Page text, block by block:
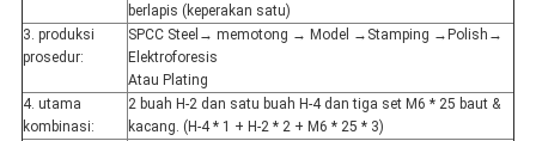
berlapis (keperakan satu)
3. produksi
prosedur:
SPCC Steel→ memotong → Model →Stamping →Polish→
Elektroforesis
Atau Plating
4. utama
kombinasi:
2 buah H-2 dan satu buah H-4 dan tiga set M6 * 25 baut &
kacang. (H-4 * 1 + H-2 * 2 + M6 * 25 * 3)